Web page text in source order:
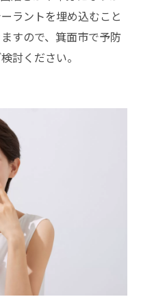
ラントを埋め込むこと
すので、箕面市で予防
討ください。